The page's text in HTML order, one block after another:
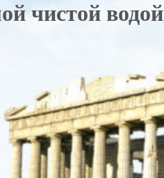
чистой водой